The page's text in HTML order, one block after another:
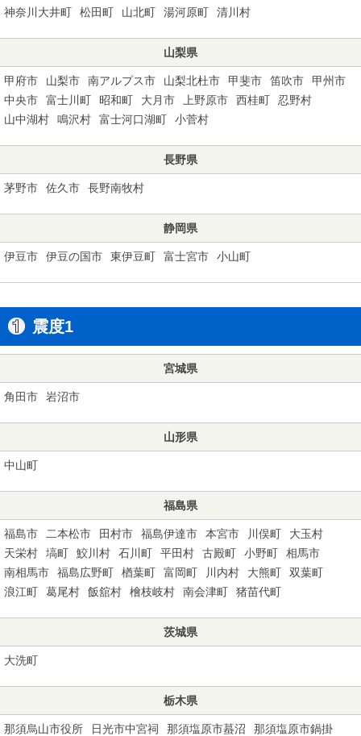
神奈川大井町
松田町 山北町 湯河原町 清川村
山梨県
甲府市 山梨市 南アルプス市 山梨北杜市 甲斐市 笛吹市
甲州市
中央市
富士川町 昭和町 大月市 上野原市 西桂町
忍野村
山中湖村
鳴沢村 富士河口湖町 小菅村
長野県
茅野市 佐久市 長野南牧村
静岡県
伊豆市 伊豆の国市 東伊豆町 富士宮市 小山町
震度1
宮城県
角田市 岩沼市
山形県
中山町
福島県
福島市 二本松市 田村市 福島伊達市 本宮市 川俣町
大玉村
天栄村
塙町 鮫川村 石川町 平田村 古殿町 小野町
相馬市
南相馬市
福島広野町 楢葉町 富岡町 川内村 大熊町
双葉町
浪江町
葛尾村 飯舘村 檜枝岐村 南会津町 猪苗代町
茨城県
大洗町
栃木県
那須烏山市役所 日光市中宮祠 那須塩原市蟇沼
那須塩原市鍋掛